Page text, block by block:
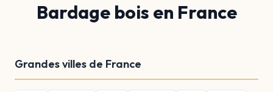
Bardage bois en France
Grandes villes de France